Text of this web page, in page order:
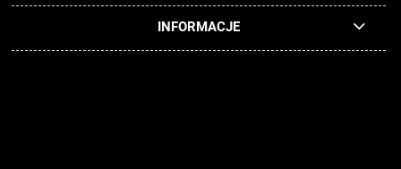
INFORMACJE